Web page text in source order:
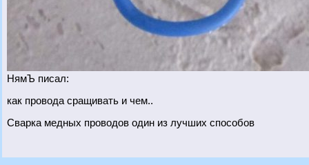
НямЪ писал:
как провода сращивать и чем..
Сварка медных проводов один из лучших способов